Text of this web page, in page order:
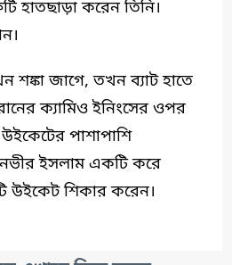
হাতছাড়া করেন তিনি।
শঙ্কা জাগে, তখন ব্যাট হাতে
ক্যামিও ইনিংসের ওপর
পাশাপাশি
ইসলাম একটি করে
উইকেট শিকার করেন।